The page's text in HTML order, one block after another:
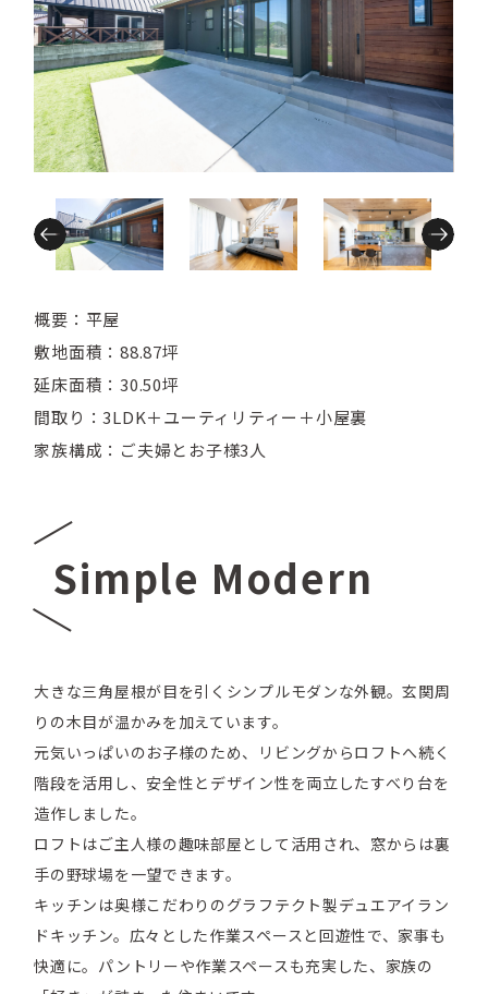
概要：平屋
敷地面積：88.87坪
延床面積：30.50坪
間取り：3LDK＋ユーティリティー＋小屋裏
家族構成：ご夫婦とお子様3人
Simple Modern
大きな三角屋根が目を引くシンプルモダンな外観。玄関周
りの木目が温かみを加えています。
元気いっぱいのお子様のため、リビングからロフトへ続く
階段を活用し、安全性とデザイン性を両立したすべり台を
造作しました。
ロフトはご主人様の趣味部屋として活用され、窓からは裏
手の野球場を一望できます。
キッチンは奥様こだわりのグラフテクト製デュエアイラン
ドキッチン。広々とした作業スペースと回遊性で、家事も
快適に。パントリーや作業スペースも充実した、家族の